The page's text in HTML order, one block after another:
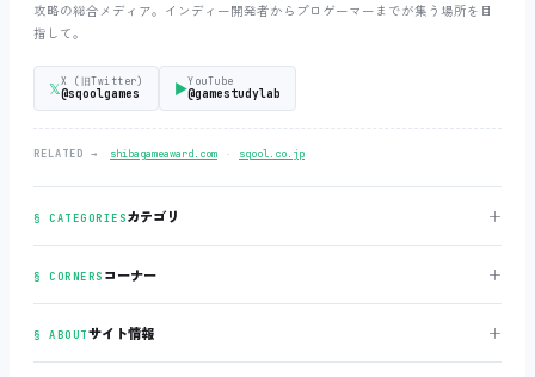
攻略の総合メディア。インディー開発者からプロゲーマーまでが集う場所を目
指して。
𝕏X (旧Twitter)
@sqoolgames ▶YouTube
@gamestudylab
RELATED → shibagameaward.com ‧ sqool.co.jp
§ CATEGORIESカテゴリ ＋
§ CORNERS コーナー ＋
§ ABOUTサイト情報 ＋